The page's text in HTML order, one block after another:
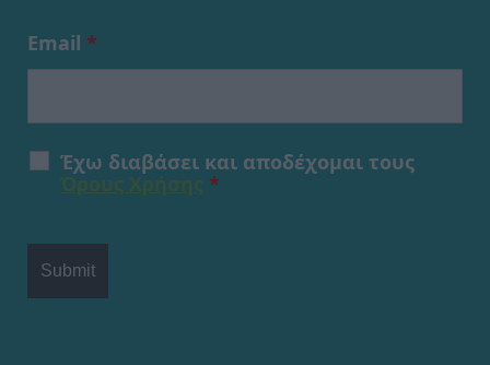
Email *
Έχω διαβάσει και αποδέχομαι τους
*